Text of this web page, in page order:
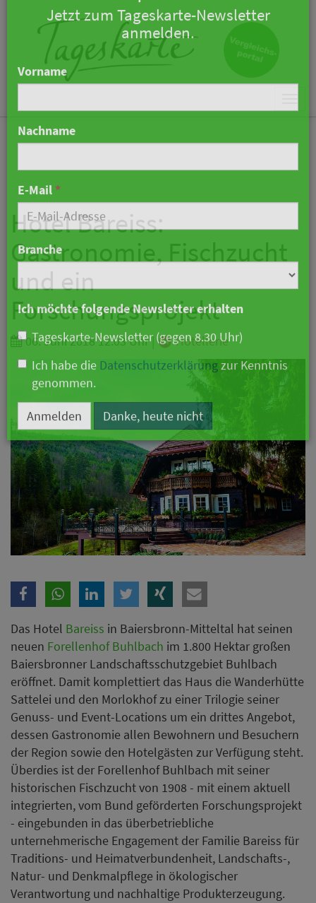
Hotel Bareiss:
Gastronomie, Fischzucht
und ein
Forschungsprojekt
06. Juni 2018 12:03 Uhr| Hotellerie
Das Hotel Bareiss in Baiersbronn-Mitteltal hat seinen
neuen Forellenhof Buhlbach im 1.800 Hektar großen
Baiersbronner Landschaftsschutzgebiet Buhlbach
eröffnet. Damit komplettiert das Haus die Wanderhütte
Sattelei und den Morlokhof zu einer Trilogie seiner
Genuss- und Event-Locations um ein drittes Angebot,
dessen Gastronomie allen Bewohnern und Besuchern
der Region sowie den Hotelgästen zur Verfügung steht.
Überdies ist der Forellenhof Buhlbach mit seiner
historischen Fischzucht von 1908 - mit einem aktuell
integrierten, vom Bund geförderten Forschungsprojekt
- eingebunden in das überbetriebliche
unternehmerische Engagement der Familie Bareiss für
Traditions- und Heimatverbundenheit, Landschafts-,
Natur- und Denkmalpflege in ökologischer
Verantwortung und nachhaltige Produkterzeugung.
Keine Nachricht mehr
verpassen!
Jetzt zum Tageskarte-Newsletter
anmelden.
Vorname
Nachname
E-Mail*
Branche
Ich möchte folgende Newsletter erhalten
Tageskarte-Newsletter (gegen 8.30 Uhr)
Ich habe dieDatenschutzerklärungzur Kenntnis
genommen.
Anmelden Danke, heute nicht